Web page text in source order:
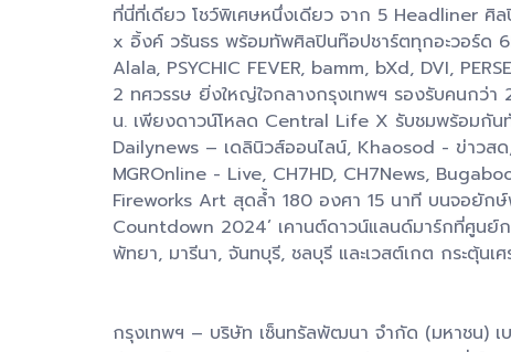
ที่นี่ที่เดียว โชว์พิเศษหนึ่งเดียว จาก 5 Headliner
x อิ้งค์ วรันธร พร้อมทัพศิลปินท๊อปชาร์ตทุกอะวอร์ด
Alala, PSYCHIC FEVER, bamm, bXd, DVI,
2 ทศวรรษ ยิ่งใหญ่ใจกลางกรุงเทพฯ รองรับคนกว่
น. เพียงดาวน์โหลด Central Life X รับชมพร้อมกัน
Dailynews – เดลินิวส์ออนไลน์, Khaosod - ข่าว
MGROnline - Live, CH7HD, CH7News,
Fireworks Art สุดล้ำ 180 องศา 15 นาที บนจอยัก
Countdown 2024’ เคานต์ดาวน์แลนด์มาร์กที่ศูนย์
พัทยา, มารีนา, จันทบุรี, ชลบุรี และเวสต์เกต กระตุ้น
กรุงเทพฯ – บริษัท เซ็นทรัลพัฒนา จำกัด (มหาชน) เ